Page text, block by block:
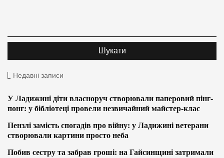
Недавні записи
У Ладижині діти власноруч створювали паперовий пінг-
понг: у бібліотеці провели незвичайний майстер-клас
Пензлі замість спогадів про війну: у Ладижині ветерани
створювали картини просто неба
Побив сестру та забрав гроші: на Гайсинщині затримали